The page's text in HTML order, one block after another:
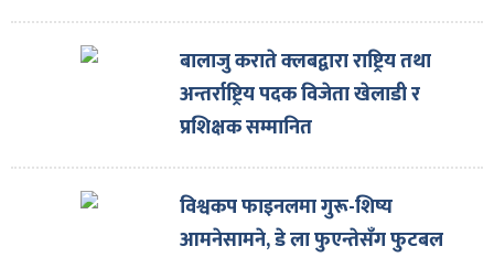
बालाजु कराते क्लबद्वारा राष्ट्रिय तथा
अन्तर्राष्ट्रिय पदक विजेता खेलाडी र
प्रशिक्षक सम्मानित
विश्वकप फाइनलमा गुरू-शिष्य
आमनेसामने, डे ला फुएन्तेसँग फुटबल